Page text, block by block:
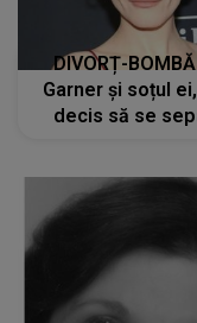
DIVORȚ-
Garner și soțul
decis să se